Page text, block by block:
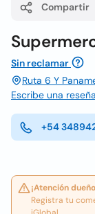
Compartir
Sin reclamar
Ruta 6 Y
Escribe una reseña
+54
¡Atención
Registra tu